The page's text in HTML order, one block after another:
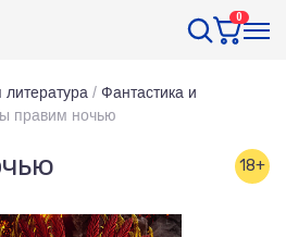
0
/ Фантастика и
правим ночью
18+